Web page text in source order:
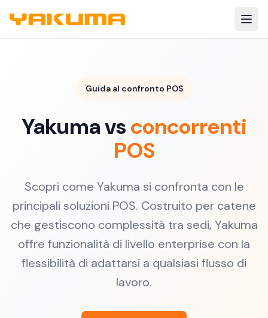
Guida al confronto POS
Yakuma vsconcorrenti
POS
Scopri come Yakuma si confronta con le
principali soluzioni POS. Costruito per catene
che gestiscono complessità tra sedi, Yakuma
offre funzionalità di livello enterprise con la
flessibilità di adattarsi a qualsiasi flusso di
lavoro.